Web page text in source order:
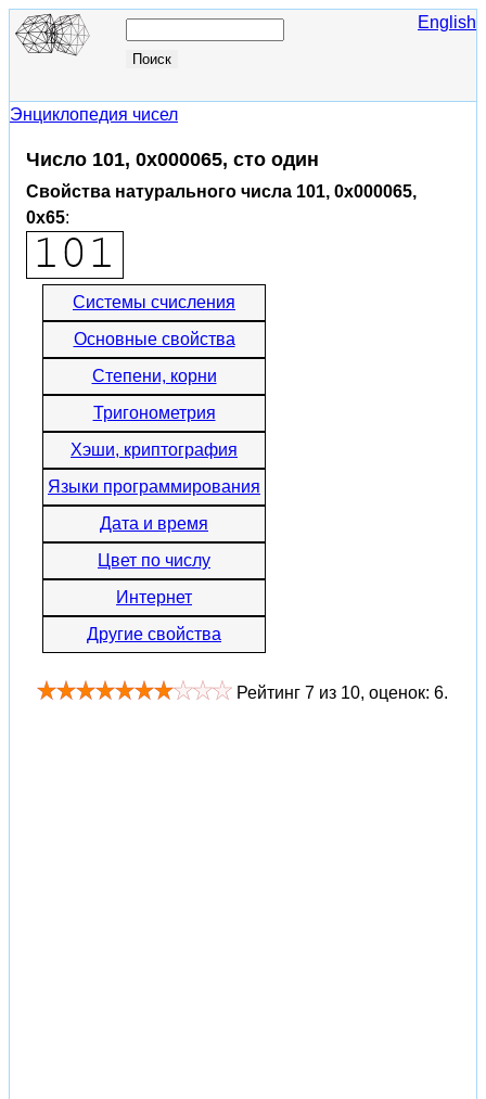
English
Энциклопедия чисел
Число 101, 0x000065, сто один
Свойства натурального числа 101, 0x000065,
0x65:
Системы счисления
Основные свойства
Степени, корни
Тригонометрия
Хэши, криптография
Языки программирования
Дата и время
Цвет по числу
Интернет
Другие свойства
Рейтинг 7 из 10, оценок: 6.